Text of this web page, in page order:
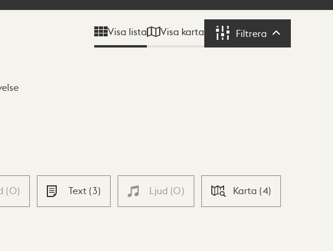
Visa lista Visa karta Filtrera Filtrera
(0) Text (3) Ljud (0) Karta (4)